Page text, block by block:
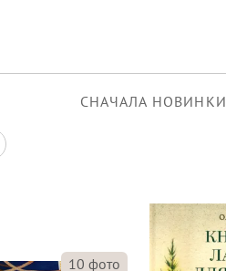
СНАЧАЛА НОВИНКИ
10 фото